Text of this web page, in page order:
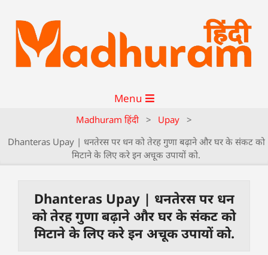
Menu
Madhuram हिंदी > Upay >
Dhanteras Upay | धनतेरस पर धन को तेरह गुणा बढ़ाने और घर के संकट को
मिटाने के लिए करे इन अचूक उपायों को.
Dhanteras Upay | धनतेरस पर धन
को तेरह गुणा बढ़ाने और घर के संकट को
मिटाने के लिए करे इन अचूक उपायों को.